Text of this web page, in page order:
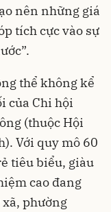
nên những giá
tích cực vào sự
thể không kể
của Chi hội
(thuộc Hội
Với quy mô 60
tiêu biểu, giàu
cao đang
phường